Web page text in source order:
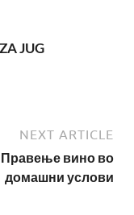
JUG
NEXT ARTICLE
Правење вино во
домашни услови